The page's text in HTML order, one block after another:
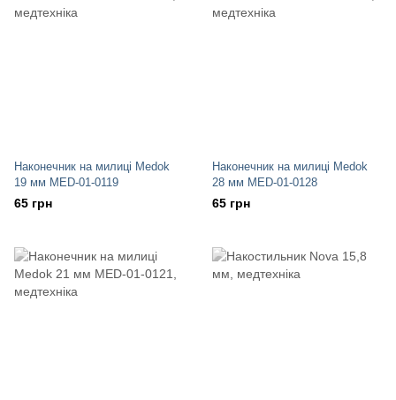
Наконечник на милиці Medok
19 мм MED-01-0119
65 грн
Наконечник на милиці Medok
28 мм MED-01-0128
65 грн